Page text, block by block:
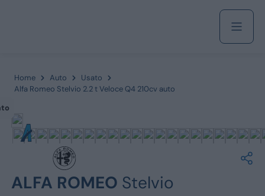
Home Auto
Usato
Alfa Romeo Stelvio 2.2 t Veloce Q4 210cv auto
ALFA ROMEO Stelvio